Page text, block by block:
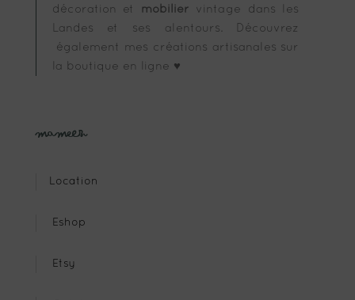
décoration et mobilier vintage dans les
Landes et ses alentours. Découvrez
également mes créations artisanales sur
la boutique en ligne ♥
Mameez
Location
Eshop
Etsy